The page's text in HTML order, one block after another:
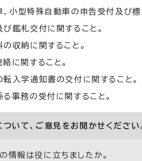
小型特殊自動車の申告受付及び標
鑑札交付に関すること。
収納に関すること。
に関すること。
入学通知書の交付に関すること。
事務の受付に関すること。
ついて、ご意見をお聞かせください
情報は役に立ちましたか。